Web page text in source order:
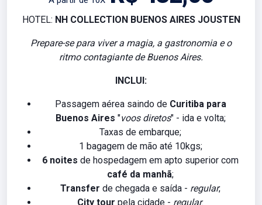
HOTEL: NH COLLECTION BUENOS AIRES JOUSTEN
Prepare-se para viver a magia, a gastronomia e o
ritmo contagiante de Buenos Aires.
INCLUI:
Passagem aérea saindo de Curitiba para
Buenos Aires "voos diretos" - ida e volta;
Taxas de embarque;
1 bagagem de mão até 10kgs;
6 noites de hospedagem em apto superior com
café da manhã;
Transfer de chegada e saída - regular;
City tour pela cidade - regular.